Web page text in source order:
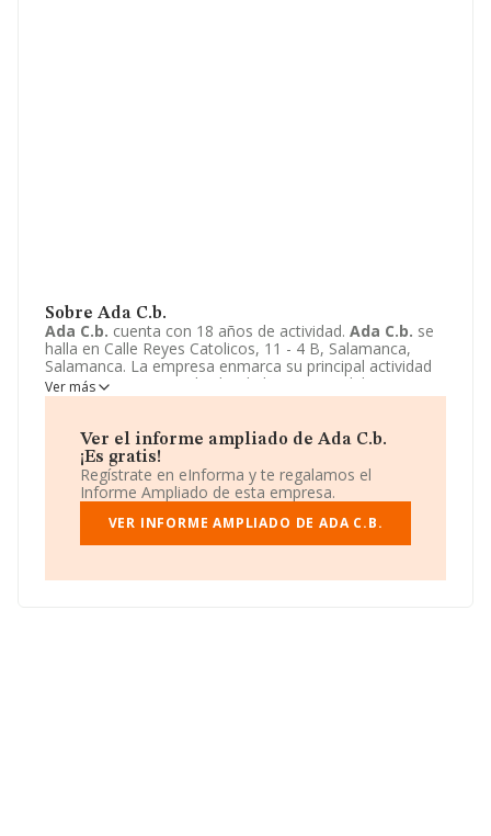
Sobre Ada C.b.
Ada C.b. cuenta con 18 años de actividad. Ada C.b. se
halla en Calle Reyes Catolicos, 11 - 4 B, Salamanca,
Salamanca. La empresa enmarca su principal actividad
CNAE como 6820 - Alquiler de bienes inmobiliarios por
cuenta propia.Ada C.b.toma la forma jurídica de
Ver más
Ver el informe ampliado de Ada C.b.
¡Es gratis!
Regístrate en eInforma y te regalamos el
Informe Ampliado de esta empresa.
VER INFORME AMPLIADO DE ADA C.B.